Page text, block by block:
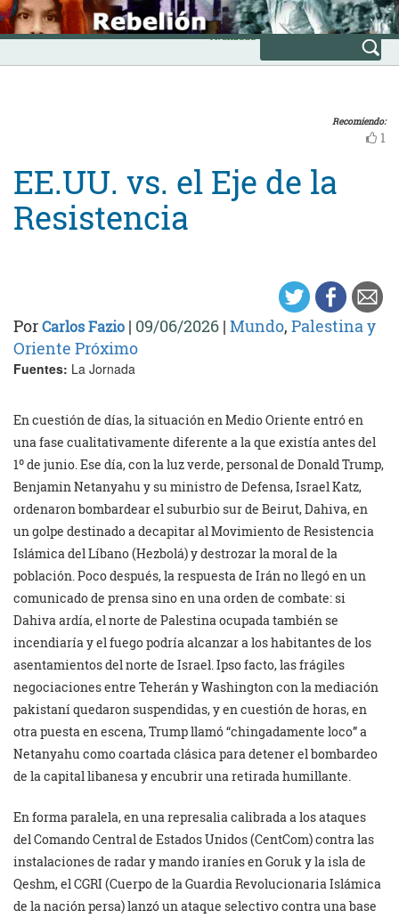
Skip
to
content
INICIO
Avanzada
Recomiendo:
1
EE.UU. vs. el Eje de la
Resistencia
PorCarlos Fazio | 09/06/2026 | Mundo, Palestina y
Oriente Próximo
Fuentes: La Jornada
En cuestión de días, la situación en Medio Oriente entró en
una fase cualitativamente diferente a la que existía antes del
1º de junio. Ese día, con la luz verde, personal de Donald Trump,
Benjamin Netanyahu y su ministro de Defensa, Israel Katz,
ordenaron bombardear el suburbio sur de Beirut, Dahiva, en
un golpe destinado a decapitar al Movimiento de Resistencia
Islámica del Líbano (Hezbolá) y destrozar la moral de la
población. Poco después, la respuesta de Irán no llegó en un
comunicado de prensa sino en una orden de combate: si
Dahiva ardía, el norte de Palestina ocupada también se
incendiaría y el fuego podría alcanzar a los habitantes de los
asentamientos del norte de Israel. Ipso facto, las frágiles
negociaciones entre Teherán y Washington con la mediación
pakistaní quedaron suspendidas, y en cuestión de horas, en
otra puesta en escena, Trump llamó “chingadamente loco” a
Netanyahu como coartada clásica para detener el bombardeo
de la capital libanesa y encubrir una retirada humillante.
En forma paralela, en una represalia calibrada a los ataques
del Comando Central de Estados Unidos (CentCom) contra las
instalaciones de radar y mando iraníes en Goruk y la isla de
Qeshm, el CGRI (Cuerpo de la Guardia Revolucionaria Islámica
de la nación persa) lanzó un ataque selectivo contra una base